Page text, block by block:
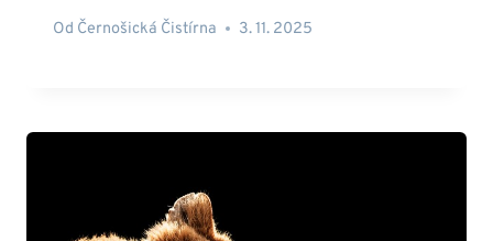
Od Černošická Čistírna 3. 11. 2025